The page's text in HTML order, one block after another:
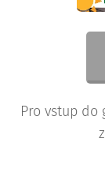
Pro vstup